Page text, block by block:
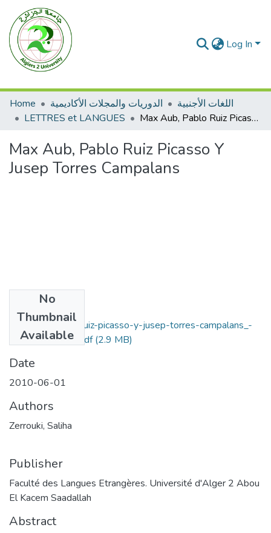
Log In
Home الدوريات والمجلات الأكاديمية
اللغات الأجنبية
LETTRES et LANGUES
Max Aub, Pablo Ruiz Picasso Y Jusep Torres Campalans
Max Aub, Pablo Ruiz Picasso Y
Jusep Torres Campalans
No
Thumbnail
Available
max-aub -pablo-ruiz-picasso-y-jusep-torres-campalans_-
arte-y-embrollo.pdf(2.9 MB)
Date
2010-06-01
Authors
Zerrouki, Saliha
Publisher
Faculté des Langues Etrangères. Université d'Alger 2 Abou
El Kacem Saadallah
Abstract